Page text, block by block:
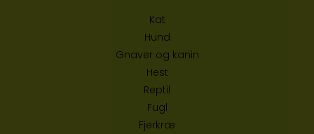
Kat
Hund
Gnaver og kanin
Hest
Reptil
Fugl
Fjerkræ